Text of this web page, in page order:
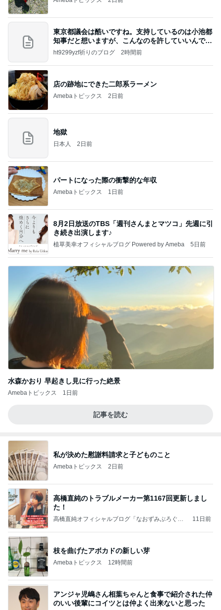
東京都議会は酷いですね。支持しているのは小池都
知事だと想いますが、こんなのを許していいんです
か？
ht9299yzf祈りのブログ 2時間前
店の跡地にできた二郎系ラーメン
Amebaトピックス 2日前
地獄
日本人 2日前
パートになった際の衝撃的な年収
Amebaトピックス 1日前
8月2日放送のTBS「週刊さんまとマツコ」先週に引
き続き出演します♪
植草美幸オフィシャルブログ Powered by Ameba 5日前
水森かおり 早起きし見に行った絶景
Amebaトピックス 1日前
記事を読む
私が決めた慰謝料請求と子どものこと
Amebaトピックス 2日前
高橋直純のトラブルメーカー第1167回更新しまし
た！
高橋直純オフィシャルブログ「なおずみぶろぐ」
11日前
枝を曲げたアボカドの新しい芽
Amebaトピックス 12時間前
アンジャ児嶋さん相葉ちゃんと食事で紹介された仲
のいい後輩にコイツとは仲よく出来ないと思った